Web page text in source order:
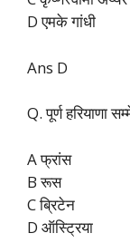
D एमके गांधी
Ans D
Q. पूर्ण हरियाणा
A फ्रांस
B रूस
C ब्रिटेन
D ऑस्ट्रिया